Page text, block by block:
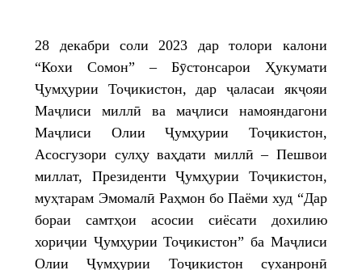
28 декабри соли 2023 дар толори калони
“Кохи Сомон” – Бӯстонсарои Ҳукумати
Ҷумҳурии Тоҷикистон, дар ҷаласаи якҷояи
Маҷлиси миллӣ ва маҷлиси намояндагони
Маҷлиси Олии Ҷумҳурии Тоҷикистон,
Асосгузори сулҳу ваҳдати миллӣ – Пешвои
миллат, Президенти Ҷумҳурии Тоҷикистон,
муҳтарам Эмомалӣ Раҳмон бо Паёми худ “Дар
бораи самтҳои асосии сиёсати дохилию
хориҷии Ҷумҳурии Тоҷикистон” ба Маҷлиси
Олии Ҷумҳурии Тоҷикистон суханронӣ